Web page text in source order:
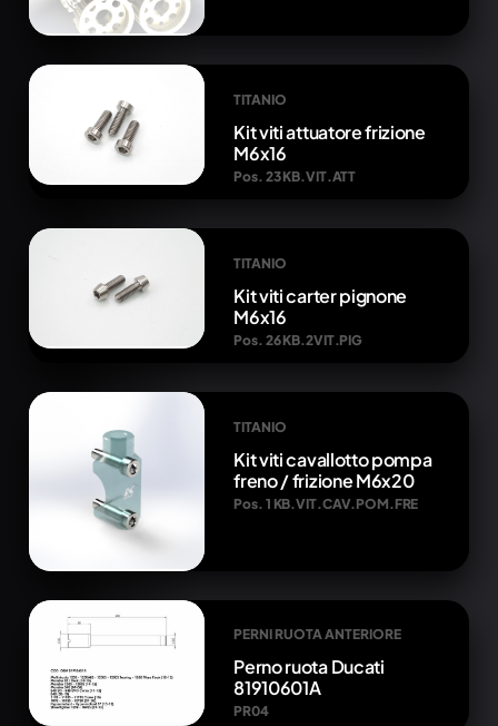
TITANIO
Kit viti attuatore frizione
M6x16
Pos. 23 KB.VIT.ATT
TITANIO
Kit viti carter pignone
M6x16
Pos. 26 KB.2VIT.PIG
TITANIO
Kit viti cavallotto pompa
freno / frizione M6x20
Pos. 1 KB.VIT.CAV.POM.FRE
PERNI RUOTA ANTERIORE
Perno ruota Ducati
81910601A
PR04